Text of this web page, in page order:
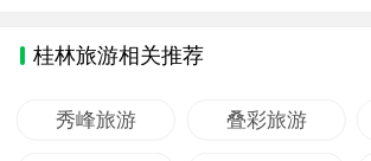
桂林旅游相关推荐
秀峰旅游 叠彩旅游